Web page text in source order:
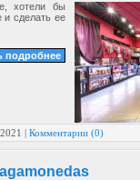
хотели бы
и сделать ее
подробнее
| Комментарии (0)